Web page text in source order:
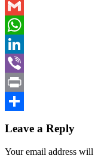
Link
Yahoo
Mail
Gmail
WhatsApp
LinkedIn
Viber
Print
Leave a Reply
Your email address